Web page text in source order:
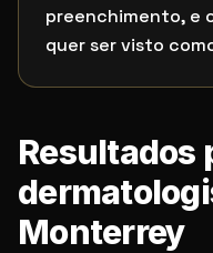
preenchimento, e
quer ser visto
Resultados
Monterrey